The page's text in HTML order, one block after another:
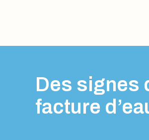
Des signes
facture